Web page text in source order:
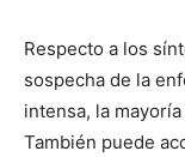
Respecto a los
sospecha de la
intensa, la
También puede